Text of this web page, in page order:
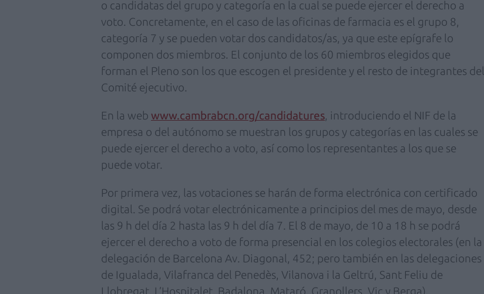
o candidatas del grupo y categoría en la cual se puede ejercer el derecho a
voto. Concretamente, en el caso de las oficinas de farmacia es el grupo 8,
categoría 7 y se pueden votar dos candidatos/as, ya que este epígrafe lo
componen dos miembros. El conjunto de los 60 miembros elegidos que
forman el Pleno son los que escogen el presidente y el resto de integrantes del
Comité ejecutivo.
En la web www.cambrabcn.org/candidatures, introduciendo el NIF de la
empresa o del autónomo se muestran los grupos y categorías en las cuales se
puede ejercer el derecho a voto, así como los representantes a los que se
puede votar.
Por primera vez, las votaciones se harán de forma electrónica con certificado
digital. Se podrá votar electrónicamente a principios del mes de mayo, desde
las 9 h del día 2 hasta las 9 h del día 7. El 8 de mayo, de 10 a 18 h se podrá
ejercer el derecho a voto de forma presencial en los colegios electorales (en la
delegación de Barcelona Av. Diagonal, 452; pero también en las delegaciones
de Igualada, Vilafranca del Penedès, Vilanova i la Geltrú, Sant Feliu de
Llobregat, L’Hospitalet, Badalona, Mataró, Granollers, Vic y Berga).